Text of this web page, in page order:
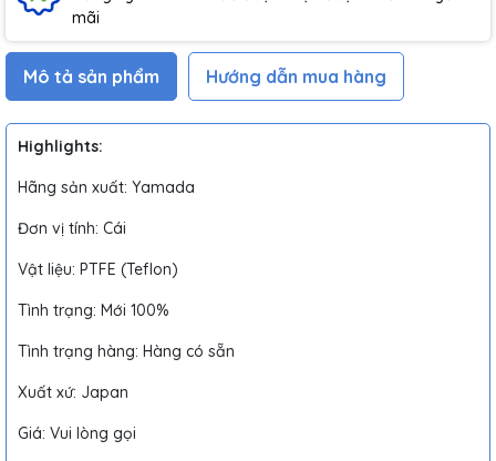
mãi
Mô tả sản phẩm Hướng dẫn mua hàng
Highlights:
Hãng sản xuất: Yamada
Đơn vị tính: Cái
Vật liệu: PTFE (Teflon)
Tình trạng: Mới 100%
Tình trạng hàng: Hàng có sẵn
Xuất xứ: Japan
Giá: Vui lòng gọi